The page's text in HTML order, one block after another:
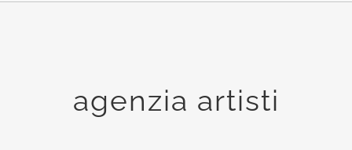
agenzia artisti